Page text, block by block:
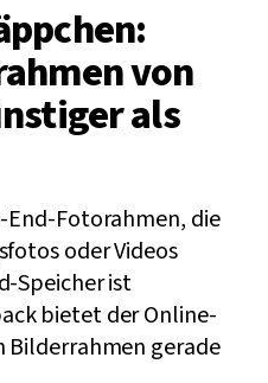
von
als
End-Fotorahmen, die
oder Videos
Speicher ist
bietet der Online-
Bilderrahmen gerade